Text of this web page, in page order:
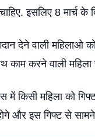
इसलिए 8 मार्च के
देने वाली
काम करने वाली
में किसी महिला को
इस गिफ्ट से सामने